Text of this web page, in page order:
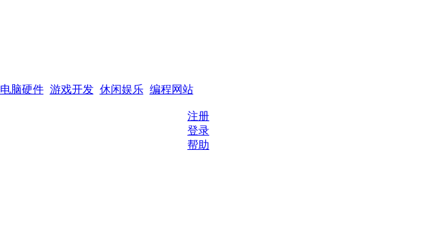
电脑硬件 游戏开发 休闲娱乐 编程网站
注册
登录
帮助